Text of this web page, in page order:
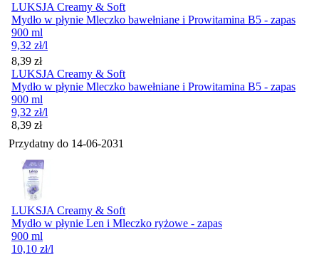
LUKSJA Creamy & Soft
Mydło w płynie Mleczko bawełniane i Prowitamina B5 - zapas
900 ml
9,32 zł/l
Cena
8,39 zł
LUKSJA Creamy & Soft
Mydło w płynie Mleczko bawełniane i Prowitamina B5 - zapas
900 ml
9,32 zł/l
Cena
8,39 zł
Przydatny do 14-06-2031
LUKSJA Creamy & Soft
Mydło w płynie Len i Mleczko ryżowe - zapas
900 ml
10,10 zł/l